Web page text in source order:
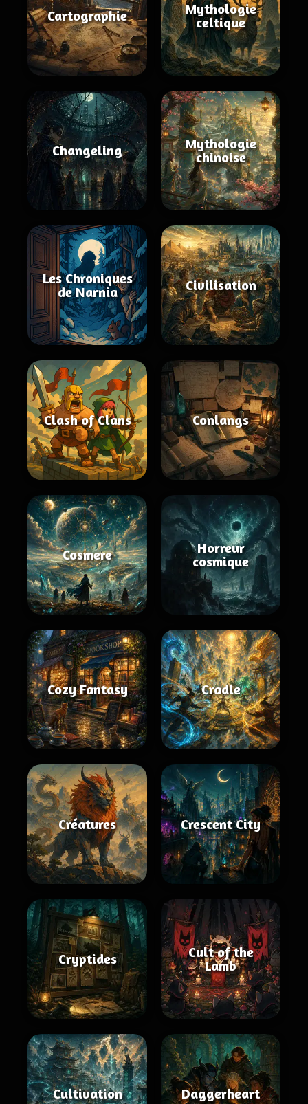
Cartographie
Mythologie
celtique
Changeling
Mythologie
chinoise
Les Chroniques
de Narnia
Civilisation
Clash of Clans Conlangs
Cosmere
Horreur
cosmique
Cozy Fantasy Cradle
Créatures Crescent City
Cryptides
Cult of the
Lamb
Cultivation Daggerheart